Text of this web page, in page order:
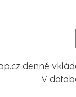
denně
V